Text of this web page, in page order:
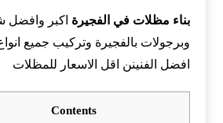
بناء مظلات في الفجيرة اكبر وافضل
وبرجولات بالفجيرة وتركيب جميع
افضل الفنينن اقل الاسعار للمظلات
Contents